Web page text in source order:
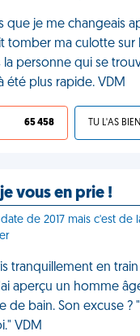
que je me changeais
tomber ma culotte sur
la personne qui se
été plus rapide. VDM
65 458
vous en prie !
de 2017 mais c'est de
tranquillement en
aperçu un homme
de bain. Son excuse ?
VDM